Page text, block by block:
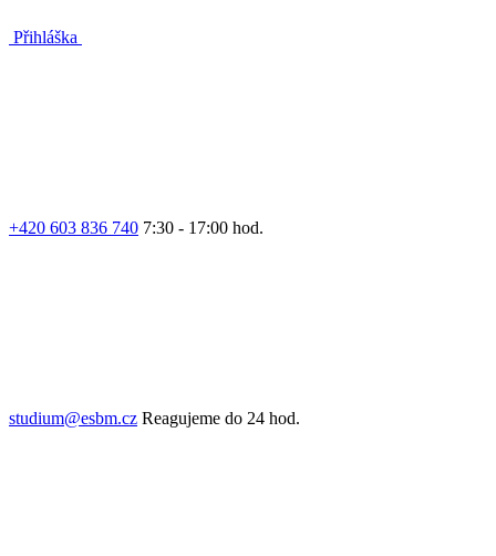
Přihláška
+420 603 836 740 7:30 - 17:00 hod.
studium@esbm.cz Reagujeme do 24 hod.